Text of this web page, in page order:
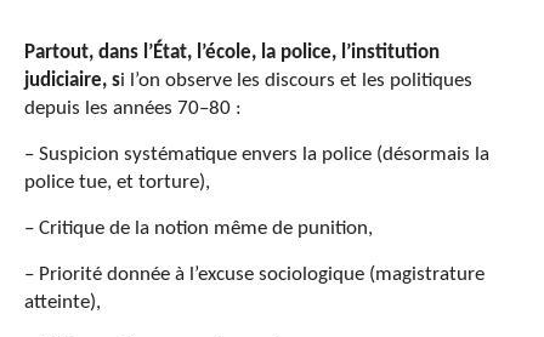
Partout, dans l’État, l’école, la police, l’institution
judiciaire, si l’on observe les discours et les politiques
depuis les années 70–80 :
– Suspicion systématique envers la police (désormais la
police tue, et torture),
– Critique de la notion même de punition,
– Priorité donnée à l’excuse sociologique (magistrature
atteinte),